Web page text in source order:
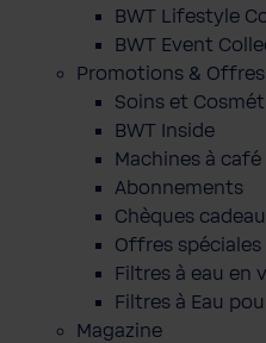
BWT Lifestyle
BWT Event
Promotions &
Soins et
BWT Inside
Machines à café
Abonnements
Chèques
Offres
Filtres à eau en
Filtres à Eau
Magazine